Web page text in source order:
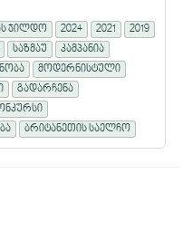
ჯილდო 2024 2021
2019
საზმაუ
კამპანია
მოდერნისტული
გადარჩენა
ბრიტანეთის საელჩო